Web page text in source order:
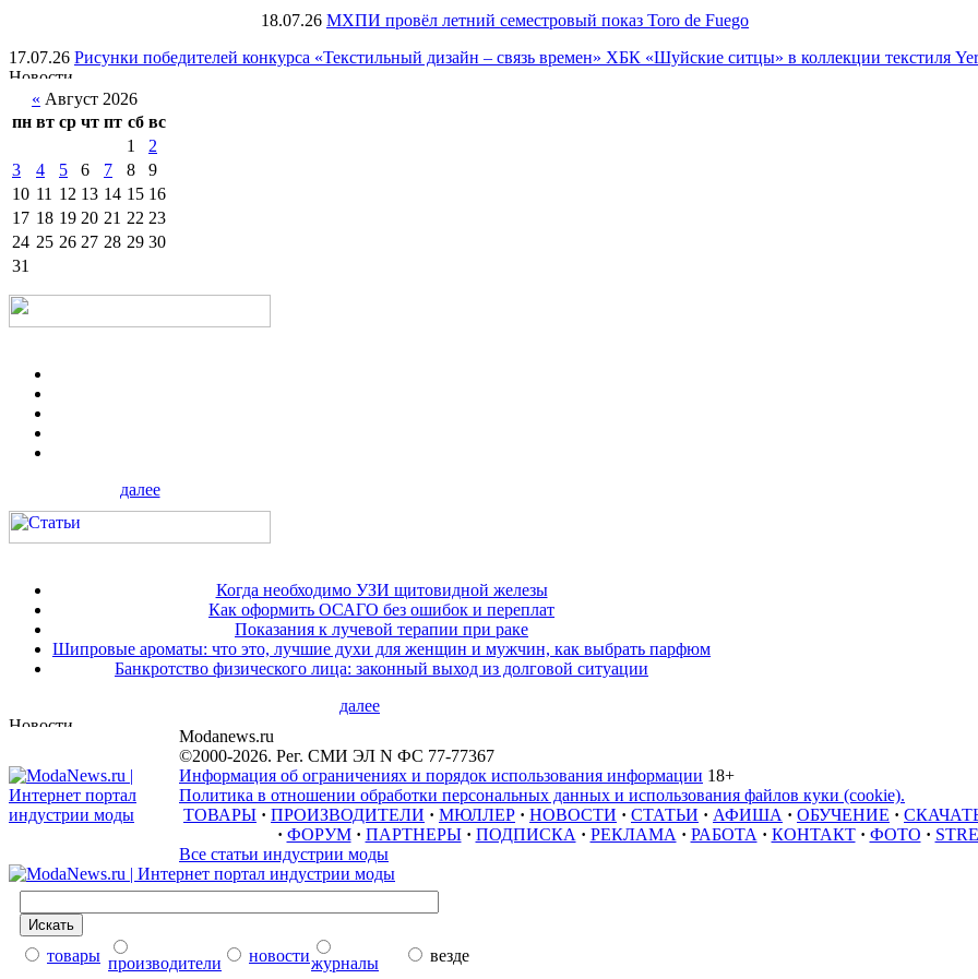
18.07.26 МХПИ провёл летний семестровый показ Toro de Fuego
17.07.26 Рисунки победителей конкурса «Текстильный дизайн – связь времен» ХБК «Шуйские ситцы» в коллекции текстиля
« Август 2026
пн вт ср чт пт сб вс
1
2
3
4 5 6 7 8
9
10 11 12 13 14 15 16
17 18 19 20 21 22 23
24 25 26 27 28 29 30
31
далее
Когда необходимо УЗИ щитовидной железы
Как оформить ОСАГО без ошибок и переплат
Показания к лучевой терапии при раке
Шипровые ароматы: что это, лучшие духи для женщин и мужчин, как выбрать парфюм
Банкротство физического лица: законный выход из долговой ситуации
далее
Modanews.ru
©2000-2026. Рег. СМИ ЭЛ N ФС 77-77367
Информация об ограничениях и порядок использования информации 18+
Политика в отношении обработки персональных данных и использования файлов куки (cookie).
ТОВАРЫ · ПРОИЗВОДИТЕЛИ · МЮЛЛЕР · НОВОСТИ · СТАТЬИ · АФИША · ОБУЧЕНИЕ ·
· ФОРУМ · ПАРТНЕРЫ · ПОДПИСКА · РЕКЛАМА · РАБОТА · КОНТАКТ · ФОТО ·
Все статьи индустрии моды
товары производители новостижурналы везде